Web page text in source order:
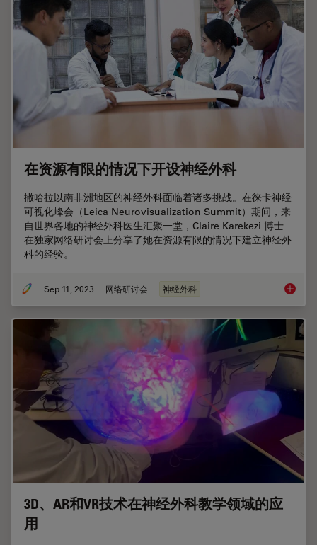
在资源有限的情况下开设神经外科
撒哈拉以南非洲地区的神经外科面临着诸多挑战。在徕卡神经
可视化峰会（Leica Neurovisualization Summit）期间，来
自世界各地的神经外科医生汇聚一堂，Claire Karekezi 博士
在独家网络研讨会上分享了她在资源有限的情况下建立神经外
科的经验。
Sep 11, 2023 网络研讨会 神经外科 在资源
3D、AR和VR技术在神经外科教学领域的应
用